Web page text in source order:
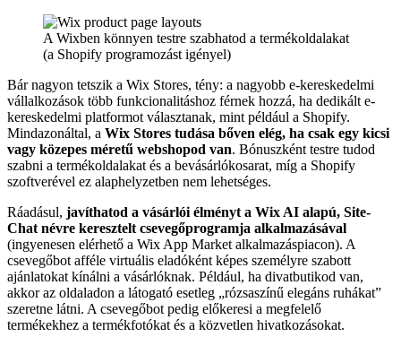
A Wixben könnyen testre szabhatod a termékoldalakat
(a Shopify programozást igényel)
Bár nagyon tetszik a Wix Stores, tény: a nagyobb e-kereskedelmi
vállalkozások több funkcionalitáshoz férnek hozzá, ha dedikált e-
kereskedelmi platformot választanak, mint például a Shopify.
Mindazonáltal, a Wix Stores tudása bőven elég, ha csak egy kicsi
vagy közepes méretű webshopod van. Bónuszként testre tudod
szabni a termékoldalakat és a bevásárlókosarat, míg a Shopify
szoftverével ez alaphelyzetben nem lehetséges.
Ráadásul, javíthatod a vásárlói élményt a Wix AI alapú, Site-
Chat névre keresztelt csevegőprogramja alkalmazásával
(ingyenesen elérhető a Wix App Market alkalmazáspiacon). A
csevegőbot afféle virtuális eladóként képes személyre szabott
ajánlatokat kínálni a vásárlóknak. Például, ha divatbutikod van,
akkor az oldaladon a látogató esetleg „rózsaszínű elegáns ruhákat”
szeretne látni. A csevegőbot pedig előkeresi a megfelelő
termékekhez a termékfotókat és a közvetlen hivatkozásokat.